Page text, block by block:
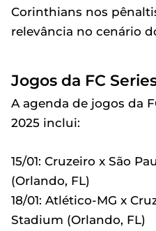
Corinthians nos
relevância no cenário
Jogos da FC
A agenda de jogos da
2025 inclui:
15/01: Cruzeiro x São
(Orlando, FL)
18/01: Atlético-MG x
Stadium (Orlando, FL)